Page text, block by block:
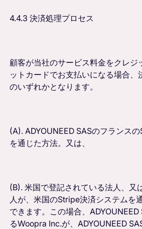
4.4.3 決済処理プロセス
顧客が当社のサービス料金をクレジ
ットカードでお支払いになる場合、
のいずれかとなります。
(A). ADYOUNEED SASのフランス
を通じた方法。又は、
(B). 米国で登記されている法人、又
人が、米国のStripe決済システムを
できます。この場合、
るWoopra Inc.が、ADYOUNEED